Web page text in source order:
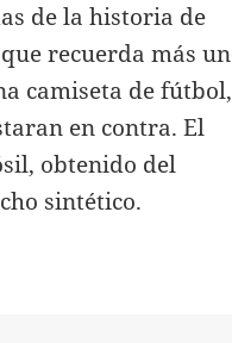
de la historia de
recuerda más un
camiseta de fútbol,
en contra. El
obtenido del
sintético.